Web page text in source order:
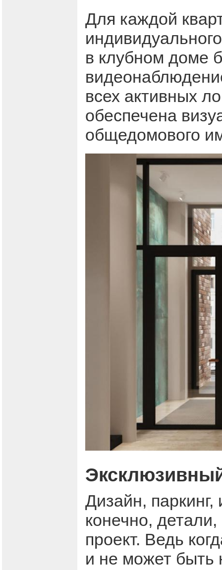
Для каждой
в клубном доме
всех активных
обеспечена
общедомового
Дизайн, паркинг,
конечно,
проект. Ведь
и не может быть